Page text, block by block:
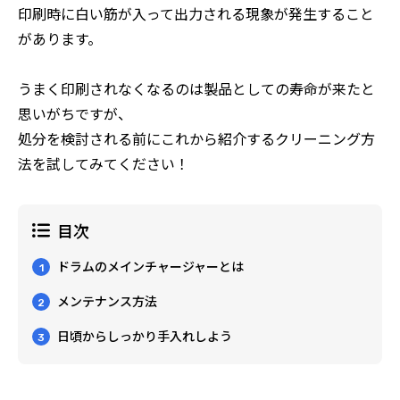
印刷時に白い筋が入って出力される現象が発生すること
があります。
うまく印刷されなくなるのは製品としての寿命が来たと
思いがちですが、
処分を検討される前にこれから紹介するクリーニング方
法を試してみてください！
目次
1 ドラムのメインチャージャーとは
2 メンテナンス方法
3 日頃からしっかり手入れしよう